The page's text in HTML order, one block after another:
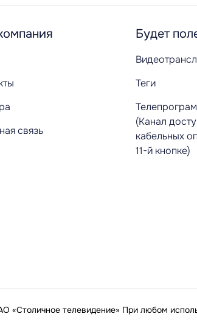
связь
Будет
Теги
(Канал
кабельных
11-й кнопке)
телевидение» При любом